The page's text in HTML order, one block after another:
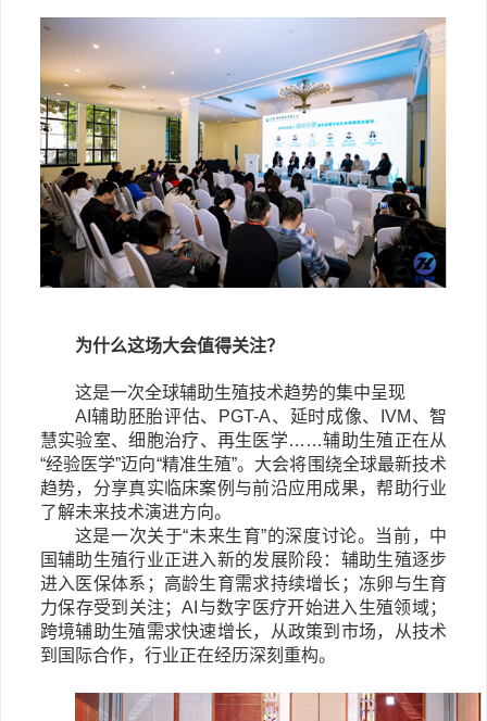
为什么这场大会值得关注？
这是一次全球辅助生殖技术趋势的集中呈现
AI辅助胚胎评估、PGT-A、延时成像、IVM、智
慧实验室、细胞治疗、再生医学……辅助生殖正在从
“经验医学”迈向“精准生殖”。大会将围绕全球最新技术
趋势，分享真实临床案例与前沿应用成果，帮助行业
了解未来技术演进方向。
这是一次关于“未来生育”的深度讨论。当前，中
国辅助生殖行业正进入新的发展阶段：辅助生殖逐步
进入医保体系；高龄生育需求持续增长；冻卵与生育
力保存受到关注；AI与数字医疗开始进入生殖领域；
跨境辅助生殖需求快速增长，从政策到市场，从技术
到国际合作，行业正在经历深刻重构。